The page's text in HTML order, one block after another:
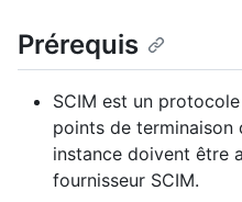
Prérequis
SCIM est un
points de terminaison
instance doivent être
fournisseur SCIM.